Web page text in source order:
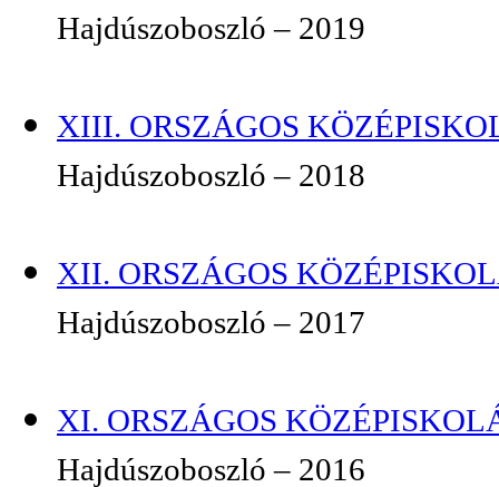
Hajdúszoboszló – 2019
XIII. ORSZÁGOS
Hajdúszoboszló – 2018
XII. ORSZÁGOS
Hajdúszoboszló – 2017
XI. ORSZÁGOS
Hajdúszoboszló – 2016